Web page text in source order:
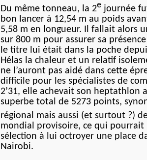
Du même tonneau, la 2e journée
bon lancer à 12,54 m au poids
5,58 m en longueur. Il fallait alors
sur 800 m pour assurer sa
le titre lui était dans la poche
Hélas la chaleur et un relatif
ne l’auront pas aidé dans cette
difficile pour les spécialistes de
2’31, elle achevait son heptathlon
superbe total de 5273 points,
régional mais aussi (et surtout ?)
mondial provisoire, ce qui
sélection à lui octroyer une place
Nairobi.